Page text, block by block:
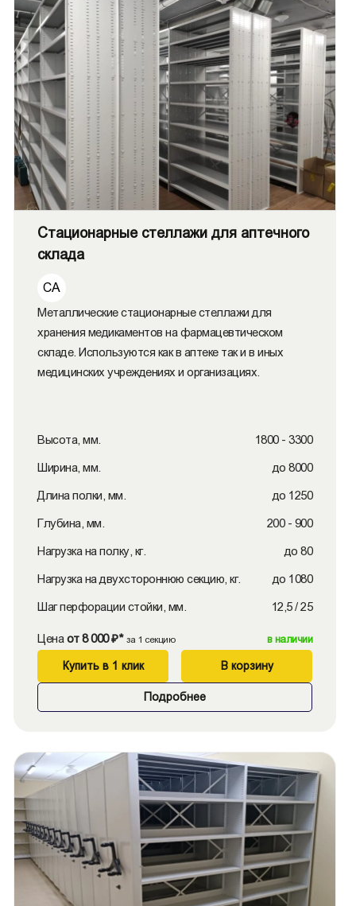
Стационарные стеллажи для аптечного
склада
СА
Металлические стационарные стеллажи для
хранения медикаментов на фармацевтическом
складе. Используются как в аптеке так и в иных
медицинских учреждениях и организациях.
Высота, мм. 1800 - 3300
Ширина, мм. до 8000
Длина полки, мм. до 1250
Глубина, мм. 200 - 900
Нагрузка на полку, кг. до 80
Нагрузка на двухстороннюю секцию, кг. до 1080
Шаг перфорации стойки, мм. 12,5 / 25
Цена от 8 000 ₽* за 1 секцию в наличии
Купить в 1 клик В корзину
Подробнее